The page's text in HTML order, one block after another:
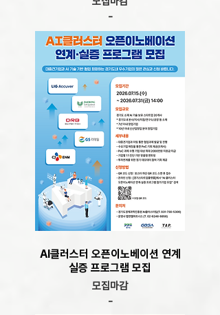
-
AI클러스터 오픈이노베이션 연계
실증 프로그램 모집
모집마감
-